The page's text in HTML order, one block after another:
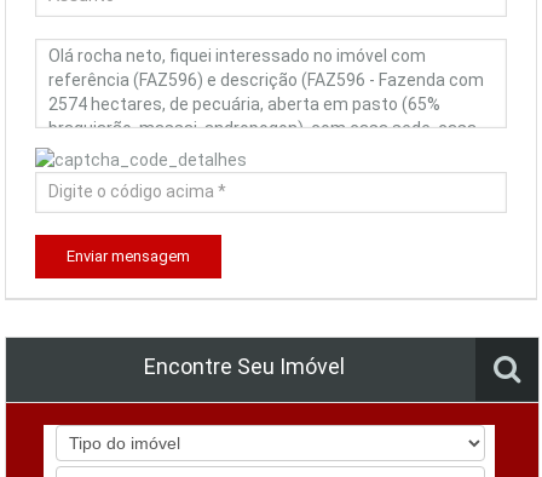
Enviar mensagem
Encontre Seu Imóvel